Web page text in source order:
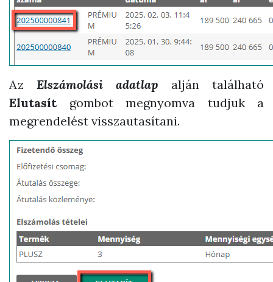
Az Elszámolási adatlap alján található
Elutasít gombot megnyomva tudjuk a
megrendelést visszautasítani.